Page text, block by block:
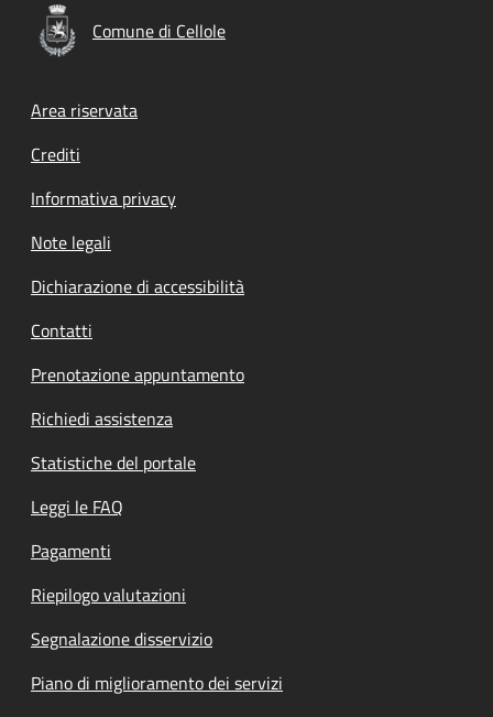
Comune di Cellole
Footer menu
Area riservata
Crediti
Informativa privacy
Note legali
Dichiarazione di accessibilità
Contatti
Prenotazione appuntamento
Richiedi assistenza
Statistiche del portale
Leggi le FAQ
Pagamenti
Riepilogo valutazioni
Segnalazione disservizio
Piano di miglioramento dei servizi